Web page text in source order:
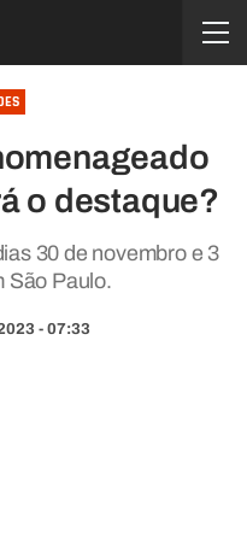
o destaque?
30 de novembro e 3
São Paulo.
- 07:33